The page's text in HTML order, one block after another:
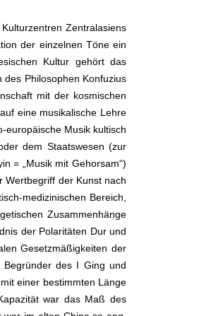
Zentralasiens
der einzelnen Töne ein
Kultur gehört das
des Philosophen Konfuzius
mit der kosmischen
eine musikalische Lehre
europäische Musik kultisch
dem Staatswesen (zur
= „Musik mit Gehorsam“)
Wertbegriff der Kunst nach
medizinischen Bereich,
Zusammenhänge
der Polaritäten Dur und
Gesetzmäßigkeiten der
Begründer des I Ging und
einer bestimmten Länge
war das Maß des